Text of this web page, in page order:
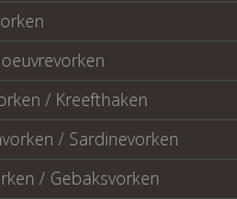
/ Kreefthaken
/ Sardinevorken
/ Gebaksvorken